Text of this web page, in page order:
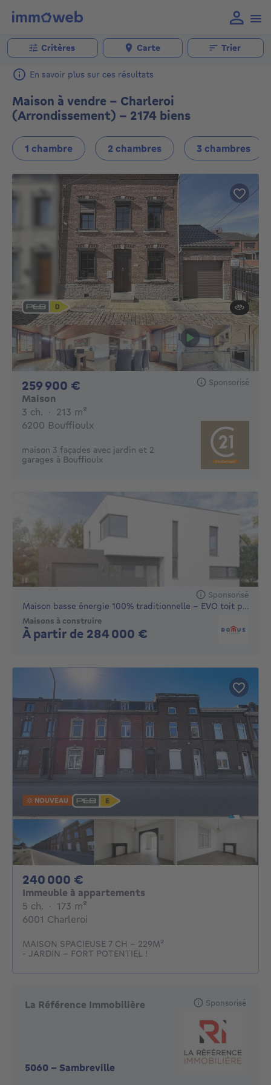
Critères Carte Trier
En savoir plus sur ces résultats
Maison à vendre - Charleroi
(Arrondissement) - 2174 biens
1 chambre 2 chambres 3 chambres
259 900 € Sponsorisé
Maison
3 ch. 3 chambres
· 213 m²
6200 Bouffioulx
maison 3 façades avec jardin et 2
garages à Bouffioulx
Sponsorisé
Maison basse énergie 100% traditionnelle - EVO toit plat
Maisons à construire
À partir de 284 000 €
NOUVEAU
240 000 €
Immeuble à appartements
5 ch. 5 chambres
· 173 m²
6001 Charleroi
MAISON SPACIEUSE 7 CH - 229M²
- JARDIN - FORT POTENTIEL !
La Référence Immobilière
5060 - Sambreville
Sponsorisé